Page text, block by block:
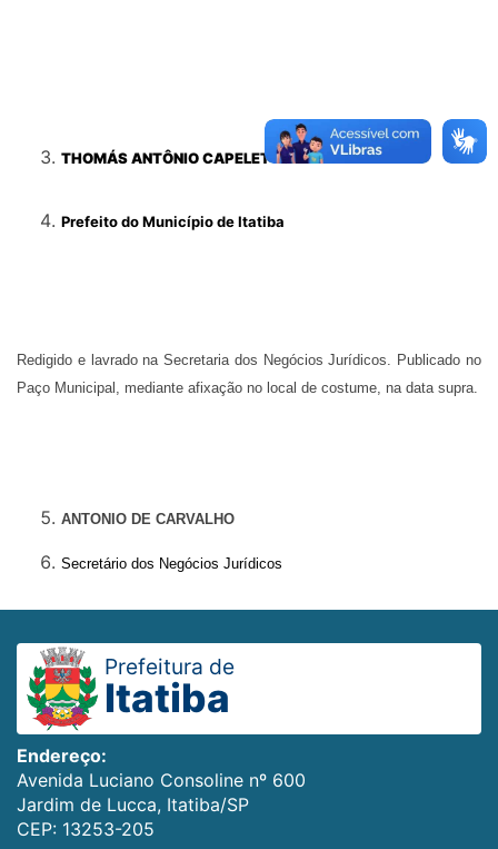
THOMÁS ANTÔNIO CAPELETTODE OLIVEIRA
Prefeito do Município de Itatiba
Redigido e lavrado na Secretaria dos Negócios Jurídicos. Publicado no
Paço Municipal, mediante afixação no local de costume, na data supra.
ANTONIO DE CARVALHO
Secretário dos Negócios Jurídicos
Prefeitura de
Itatiba
Endereço:
Avenida Luciano Consoline nº 600
Jardim de Lucca, Itatiba/SP
CEP: 13253-205